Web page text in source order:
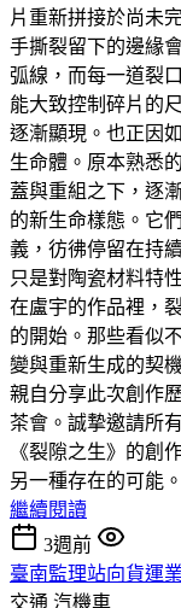
片重新拼接於尚未
手撕裂留下的邊緣
弧線，而每一道裂
能大致控制碎片的
逐漸顯現。也正因
生命體。原本熟悉
蓋與重組之下，逐
的新生命樣態。它
義，彷彿停留在持
只是對陶瓷材料特
在盧宇的作品裡，
的開始。那些看似
變與重新生成的契
親自分享此次創作
茶會。誠摯邀請所
《裂隙之生》的創
另一種存在的可能。
繼續閱讀
3週前
臺南監理站向貨運
交通 汽機車